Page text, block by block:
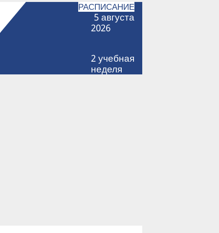
РАСПИСАНИЕ
5августа
2026
2учебная
неделя